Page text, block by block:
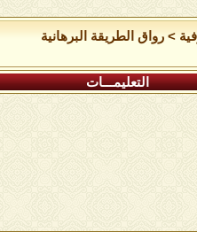
>رواق الطريقة البرهانية
التعليمـــات